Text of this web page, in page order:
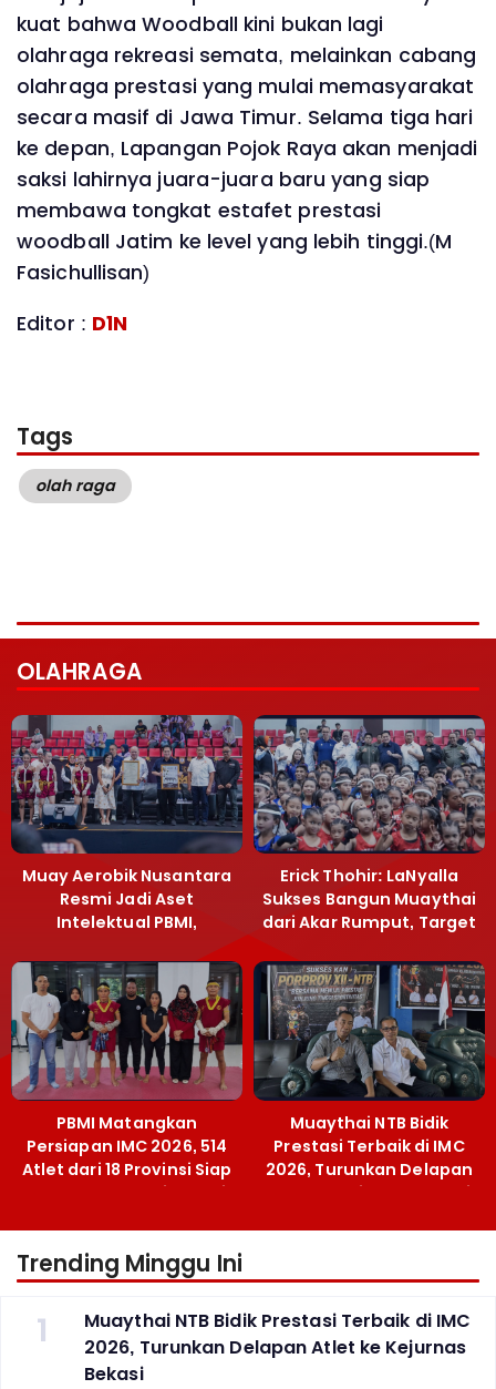
kuat bahwa Woodball kini bukan lagi
olahraga rekreasi semata, melainkan cabang
olahraga prestasi yang mulai memasyarakat
secara masif di Jawa Timur. Selama tiga hari
ke depan, Lapangan Pojok Raya akan menjadi
saksi lahirnya juara-juara baru yang siap
membawa tongkat estafet prestasi
woodball Jatim ke level yang lebih tinggi.(M
Fasichullisan)
Editor : D1N
Tags
olah raga
OLAHRAGA
Muay Aerobik Nusantara
Resmi Jadi Aset
Intelektual PBMI,
Terobosan Bangun
Grassroots
Erick Thohir: LaNyalla
Sukses Bangun Muaythai
dari Akar Rumput, Target
PBMI Matangkan
Persiapan IMC 2026, 514
Atlet dari 18 Provinsi Siap
Berlaga Besok di Bekasi
Muaythai NTB Bidik
Prestasi Terbaik di IMC
2026, Turunkan Delapan
Atlet ke Kejurnas Bekasi
Trending Minggu Ini
1
Muaythai NTB Bidik Prestasi Terbaik di IMC
2026, Turunkan Delapan Atlet ke Kejurnas
Bekasi